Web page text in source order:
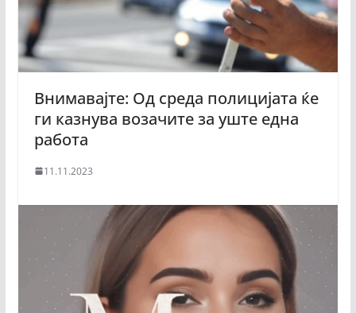
Внимавајте: Од среда полицијата ќе
ги казнува возачите за уште една
работа
11.11.2023